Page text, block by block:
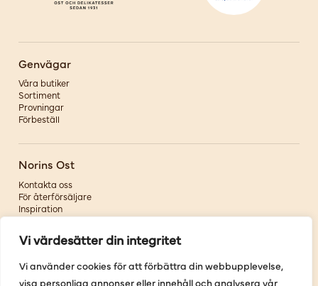
Vi värdesätter din integritet
Vi använder cookies för att förbättra din webbupplevelse,
visa personliga annonser eller innehåll och analysera vår
Genvägar
Våra butiker
Sortiment
Provningar
Förbeställ
Norins Ost
Kontakta oss
För återförsäljare
Inspiration
Om oss
Följ oss